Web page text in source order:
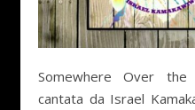
Somewhere Over the Rainbow, nella versione
cantata da Israel